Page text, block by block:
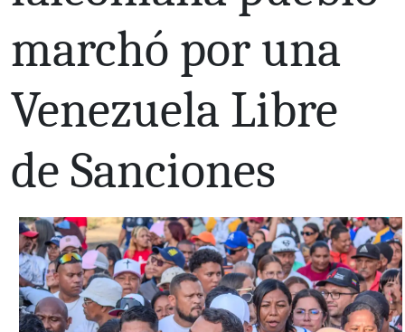
marchó por una
Venezuela Libre
de Sanciones